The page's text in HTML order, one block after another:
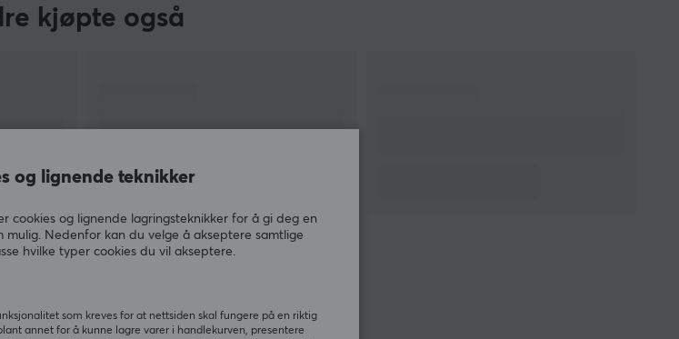
kjøpte også
VIS MER
og lignende teknikker
cookies og lignende lagringsteknikker for å gi deg en
mulig. Nedenfor kan du velge å akseptere samtlige
hvilke typer cookies du vil akseptere.
som kreves for at nettsiden skal fungere på en riktig
annet for å kunne lagre varer i handlekurven, presentere